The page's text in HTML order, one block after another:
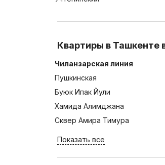
Квартиры в Ташкенте
Чиланзарская линия
Пушкинская
Буюк Ипак Йули
Хамида Алимджана
Сквер Амира Тимура
Показать все